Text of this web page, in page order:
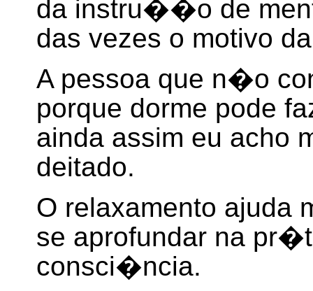
da instru��o de
das vezes o motivo
A pessoa que n�o
porque dorme pode
ainda assim eu acho
deitado.
O relaxamento ajuda
se aprofundar na
consci�ncia.